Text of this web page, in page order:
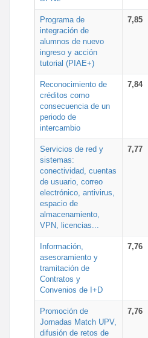
Programa de
integración de
alumnos de nuevo
ingreso y acción
tutorial (PIAE+)
7,85
Reconocimiento de
créditos como
consecuencia de un
periodo de
intercambio
7,84
Servicios de red y
sistemas:
conectividad, cuentas
de usuario, correo
electrónico, antivirus,
espacio de
almacenamiento,
VPN, licencias...
7,77
Información,
asesoramiento y
tramitación de
Contratos y
Convenios de I+D
7,76
Promoción de
Jornadas Match UPV,
difusión de retos de
7,76